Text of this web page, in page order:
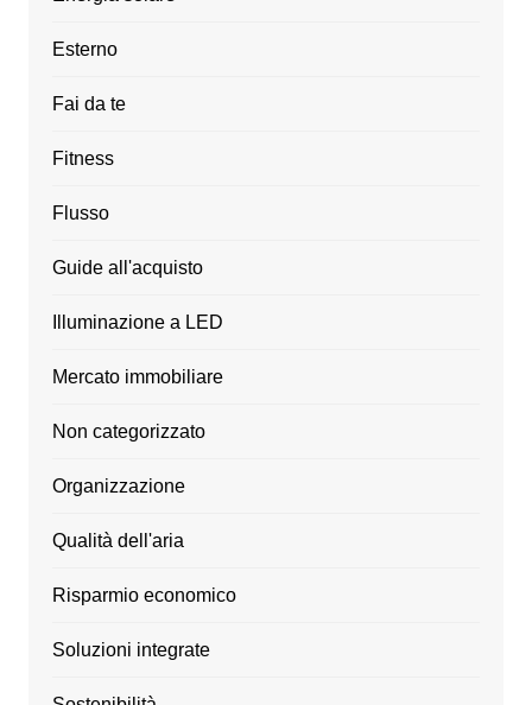
Esterno
Fai da te
Fitness
Flusso
Guide all'acquisto
Illuminazione a LED
Mercato immobiliare
Non categorizzato
Organizzazione
Qualità dell'aria
Risparmio economico
Soluzioni integrate